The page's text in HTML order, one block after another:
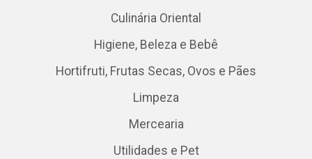
Culinária Oriental
Higiene, Beleza e Bebê
Hortifruti, Frutas Secas, Ovos e Pães
Limpeza
Mercearia
Utilidades e Pet